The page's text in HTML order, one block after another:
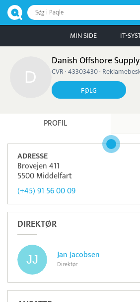
Søg i Paqle
MIN SIDE IT-
Danish Offshore
CVR · 43303430 ·
FØLG
PROFIL
ADRESSE
Brovejen 411
5500 Middelfart
(+45) 91 56 00 09
DIREKTØR
Jan Jacobsen
Direktør